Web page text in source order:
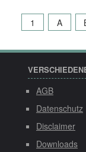
1 A
AGB
Datenschutz
Disclaimer
Downloads